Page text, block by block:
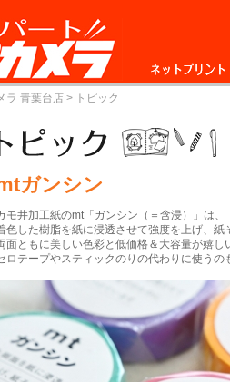
ネットプリント
ラ 青葉台店 > トピック
ガンシン
モ井加工紙のmt「ガンシン（＝含浸）」は、
色した樹脂を紙に浸透させて強度を上げ、
面ともに美しい色彩と低価格＆大容量が嬉
ロテープやスティックのりの代わりに使うの